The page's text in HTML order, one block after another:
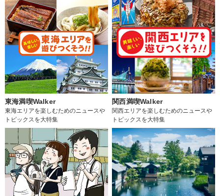
東海満喫Walker
東海エリアを楽しむためのニュースや
トピックスを大特集
関西満喫Walker
関西エリアを楽しむためのニュースや
トピックスを大特集